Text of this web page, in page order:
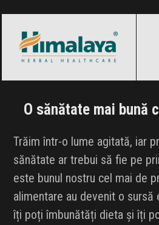
O sănătate mai bună
Trăim într-o lume agitată, iar
sănătate ar trebui să fie pe
este bunul nostru cel mai de
alimentare au devenit o sursă
îți poți îmbunătăți dieta și îți